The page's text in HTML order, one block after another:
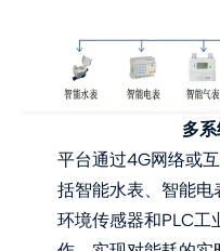
多
平台通过4G网络或
括智能水表、智能电
环境传感器和PLC工